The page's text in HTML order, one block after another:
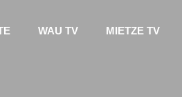
WAU TV MIETZE TV